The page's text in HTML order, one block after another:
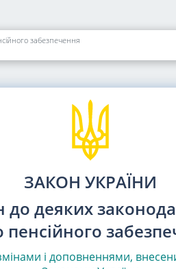
забезпечення
ЗАКОН УКРАЇНИ
деяких
і доповненнями,